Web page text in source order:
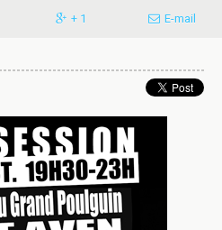
+ 1 E-mail